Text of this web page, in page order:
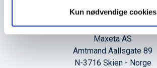
Kun nødvendige cookies
Hovedkontor
Maxeta AS
Amtmand Aallsgate 89
N-3716 Skien - Norge